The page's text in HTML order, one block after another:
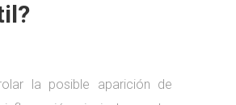
la posible aparición de